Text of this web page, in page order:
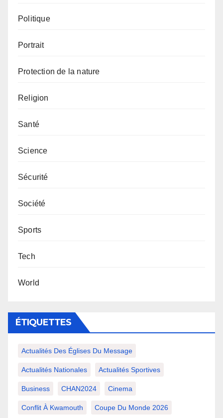
Politique
Portrait
Protection de la nature
Religion
Santé
Science
Sécurité
Société
Sports
Tech
World
ÉTIQUETTES
Actualités Des Églises Du Message
Actualités Nationales Actualités Sportives
Business CHAN2024 Cinema
Conflit À Kwamouth Coupe Du Monde 2026